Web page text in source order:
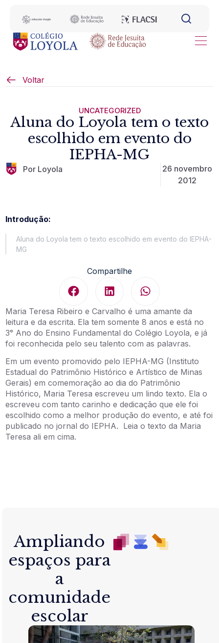
Voltar
UNCATEGORIZED
Aluna do Loyola tem o texto
escolhido em evento do
IEPHA-MG
Por Loyola
26 novembro
2012
Introdução:
Aluna do Loyola tem o texto escolhido em evento do IEPHA-
MG
Compartilhe
Maria Teresa Ribeiro e Carvalho é uma amante da
leitura e da escrita. Ela tem somente 8 anos e está no
3° Ano do Ensino Fundamental do Colégio Loyola, e já
foi reconhecida pelo seu talento com as palavras.
Em um evento promovido pelo IEPHA-MG (Instituto
Estadual do Patrimônio Histórico e Artístico de Minas
Gerais) em comemoração ao dia do Patrimônio
Histórico, Maria Teresa escreveu um lindo texto. Ela o
escreveu com tanto carinho e dedicação que ele foi
escolhido como a melhor produção do evento, e até foi
publicado no jornal do IEPHA. Leia o texto da Maria
Teresa ali em cima.
Ampliando
espaços para
a
comunidade
escolar